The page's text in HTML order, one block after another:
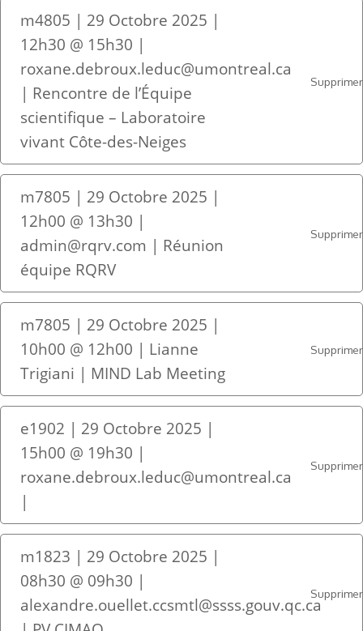
m4805 | 29 Octobre 2025 |
12h30 @ 15h30 |
roxane.debroux.leduc@umontreal.ca
| Rencontre de l’Équipe
scientifique – Laboratoire
vivant Côte-des-Neiges
Supprimer
m7805 | 29 Octobre 2025 |
12h00 @ 13h30 |
admin@rqrv.com | Réunion
équipe RQRV
Supprimer
m7805 | 29 Octobre 2025 |
10h00 @ 12h00 | Lianne
Trigiani | MIND Lab Meeting
Supprimer
e1902 | 29 Octobre 2025 |
15h00 @ 19h30 |
roxane.debroux.leduc@umontreal.ca
|
Supprimer
m1823 | 29 Octobre 2025 |
08h30 @ 09h30 |
alexandre.ouellet.ccsmtl@ssss.gouv.qc.ca
Supprimer